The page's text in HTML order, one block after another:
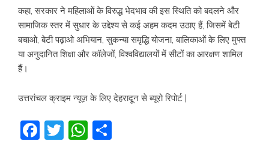
कहा, सरकार ने महिलाओं के विरुद्ध भेदभाव की इस स्थिति को बदलने और
सामाजिक स्तर में सुधार के उद्देश्य से कई अहम कदम उठाए हैं, जिसमें बेटी
बचाओ, बेटी पढ़ाओ अभियान, सुकन्या समृद्धि योजना, बालिकाओं के लिए मुफ्त
या अनुदानित शिक्षा और कॉलेजों, विश्वविद्यालयों में सीटों का आरक्षण शामिल
हैं।
उत्तरांचल क्राइम न्यूज़ के लिए देहरादून से ब्यूरो रिपोर्ट |
Facebook
TwitterWhatsApp